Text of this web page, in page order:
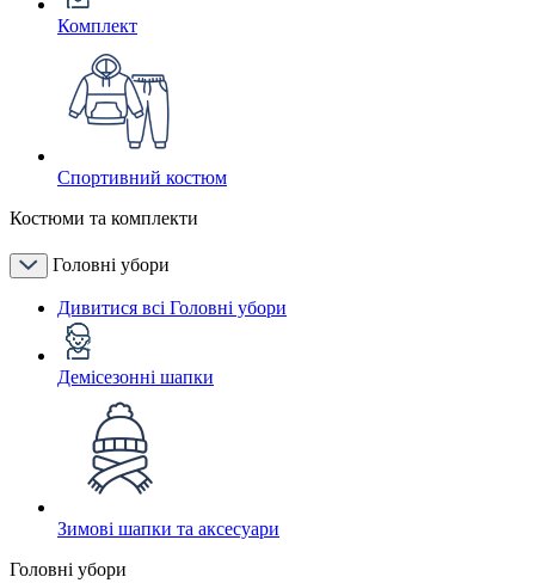
Комплект
Спортивний костюм
Костюми та комплекти
Головні убори
Дивитися всі Головні убори
Демісезонні шапки
Зимові шапки та аксесуари
Головні убори